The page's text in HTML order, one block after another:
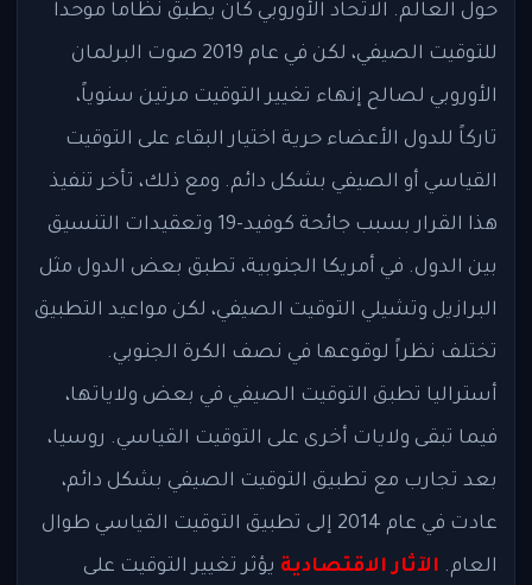
حول العالم. الاتحاد الأوروبي كان يطبق نظاماً موحداً
للتوقيت الصيفي، لكن في عام 2019 صوت البرلمان
الأوروبي لصالح إنهاء تغيير التوقيت مرتين سنوياً،
تاركاً للدول الأعضاء حرية اختيار البقاء على التوقيت
القياسي أو الصيفي بشكل دائم. ومع ذلك، تأخر تنفيذ
هذا القرار بسبب جائحة كوفيد-19 وتعقيدات التنسيق
بين الدول. في أمريكا الجنوبية، تطبق بعض الدول مثل
البرازيل وتشيلي التوقيت الصيفي، لكن مواعيد التطبيق
تختلف نظراً لوقوعها في نصف الكرة الجنوبي.
أستراليا تطبق التوقيت الصيفي في بعض ولاياتها،
فيما تبقى ولايات أخرى على التوقيت القياسي. روسيا،
بعد تجارب مع تطبيق التوقيت الصيفي بشكل دائم،
عادت في عام 2014 إلى تطبيق التوقيت القياسي طوال
العام. الآثار الاقتصادية يؤثر تغيير التوقيت على